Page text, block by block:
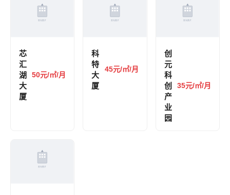
芯
汇
湖
大
厦
50元/㎡/月
科
特
大
厦
45元/㎡/月
创
元
科
创
产
业
园
35元/㎡/月